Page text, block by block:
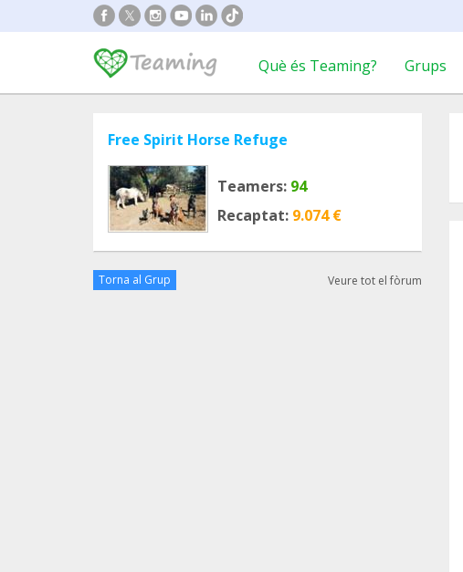
Què és Teaming? Grups
Free Spirit Horse Refuge
Teamers: 94
Recaptat: 9.074 €
Torna al Grup Veure tot el fòrum